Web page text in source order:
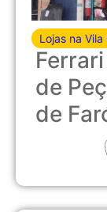
Lojas na Vila
de
de